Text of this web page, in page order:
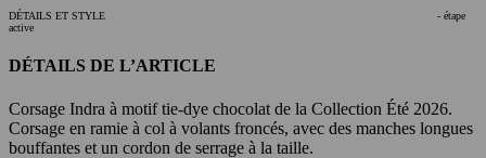
DÉTAILS ET STYLE
- étape
active
DÉTAILS DE L’ARTICLE
Corsage Indra à motif tie-dye chocolat de la Collection Été 2026.
Corsage en ramie à col à volants froncés, avec des manches longues
bouffantes et un cordon de serrage à la taille.